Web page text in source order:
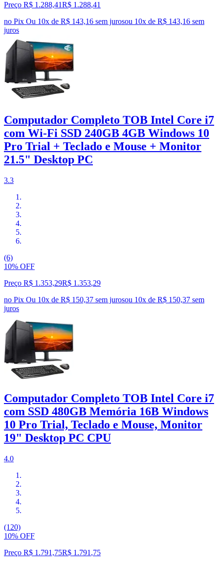
Preço R$ 1.288,41R$ 1.288,41
no Pix Ou 10x de R$ 143,16 sem jurosou 10x de R$ 143,16 sem
juros
Computador Completo TOB Intel Core i7
com Wi-Fi SSD 240GB 4GB Windows 10
Pro Trial + Teclado e Mouse + Monitor
21.5" Desktop PC
3.3
(6)
10% OFF
Preço R$ 1.353,29R$ 1.353,29
no Pix Ou 10x de R$ 150,37 sem jurosou 10x de R$ 150,37 sem
juros
Computador Completo TOB Intel Core i7
com SSD 480GB Memória 16B Windows
10 Pro Trial, Teclado e Mouse, Monitor
19" Desktop PC CPU
4.0
(120)
10% OFF
Preço R$ 1.791,75R$ 1.791 ,75